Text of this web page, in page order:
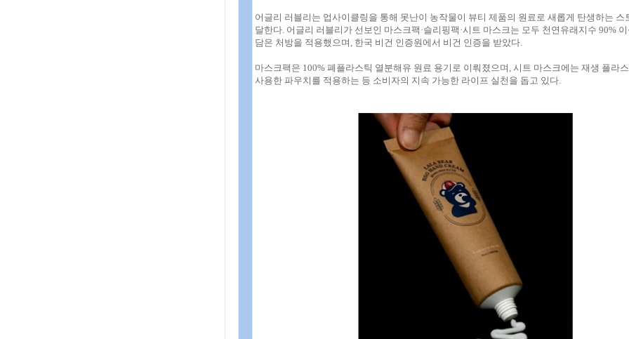
어글리 러블리는 업사이클링을 통해 못난이 농작물이 뷰티 제품의 원료로 새롭게 탄생하는 스
달한다. 어글리 러블리가 선보인 마스크팩·슬리핑팩·시트 마스크는 모두 천연유래지수 90%
담은 처방을 적용했으며, 한국 비건 인증원에서 비건 인증을 받았다.
마스크팩은 100% 폐플라스틱 열분해유 원료 용기로 이뤄졌으며, 시트 마스크에는 재생 플라
사용한 파우치를 적용하는 등 소비자의 지속 가능한 라이프 실천을 돕고 있다.